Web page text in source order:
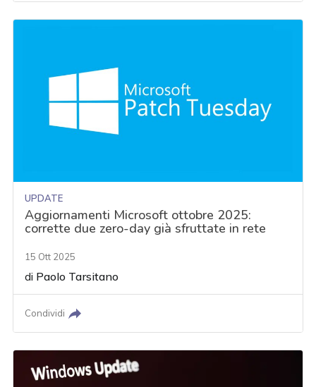
UPDATE
Aggiornamenti Microsoft ottobre 2025:
corrette due zero-day già sfruttate in rete
15 Ott 2025
di Paolo Tarsitano
Condividi